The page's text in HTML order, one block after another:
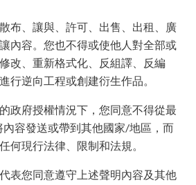
布、讓與、許可、出售、出租、廣
內容。您也不得或使他人對全部或
改、重新格式化、反組譯、反編
行逆向工程或創建衍生作品。
政府授權情況下，您同意不得從最
容發送或帶到其他國家/地區，而
何現行法律、限制和法規。
表您同意遵守上述聲明內容及其他